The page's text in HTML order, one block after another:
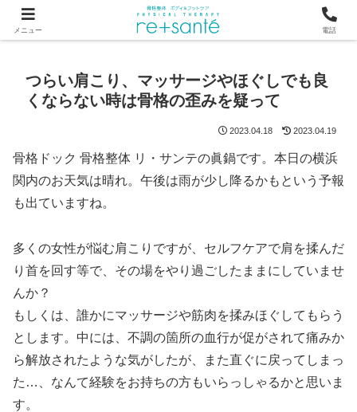
つらい首・肩こり・腰の痛みは、骨から見直す横浜市関内の整体
つらい肩こり、マッサージやほぐしでも良
くならない時は骨格の歪みを疑って
2023.04.18 2023.04.19
骨格ドック 骨格整体 リ・サンテの眞鍋です。本日の横浜
関内のお天気は晴れ。午後は雨が少し降るかもという予報
も出ていますね。
多くの女性が悩む肩こりですが、セルフケアで肩を揉んだ
り首を回す等で、その場をやり過ごしたままにしていませ
んか？
もしくは、誰かにマッサージや筋肉を揉みほぐしてもらう
とします。中には、不調の箇所の血行が促がされて痛みか
ら解放されたような気がしたが、また直ぐに戻ってしまっ
た…、なんて経験をお持ちの方もいらっしゃるかと思いま
す。
メニュー 電話